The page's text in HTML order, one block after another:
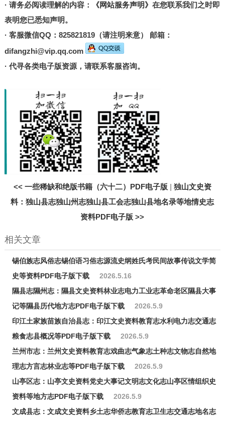
· 请务必阅读理解的内容： 《网站服务声明》 在您联系我们之时即
表明您已悉知声明。
· 客服微信QQ：825821819（请注明来意） 邮箱：
difangzhi@vip.qq.com
· 代寻各类电子版资源，请联系客服咨询。
<< 一些稀缺和绝版书籍（六十二）PDF电子版 | 独山文史资
料：独山县志独山州志独山县工会志独山县地名录等地情史志
资料PDF电子版 >>
相关文章
锡伯族志风俗志锡伯语习俗志源流史纲姓氏考民间故事传说文学简
史等资料PDF电子版下载
2026.5.16
隰县志隰州志：隰县文史资料林业志电力工业志革命老区隰县大事
记等隰县历代地方志PDF电子版下载
2026.5.9
印江土家族苗族自治县志：印江文史资料教育志水利电力志交通志
粮食志县概况等PDF电子版下载
2026.5.9
兰州市志：兰州文史资料教育志戏曲志气象志土种志文物志自然地
理志方言志林业志等PDF电子版下载
2026.5.9
山亭区志：山亭文史资料党史大事记文明志文化志山亭区情组织史
资料等地方志PDF电子版下载
2026.5.9
文成县志：文成文史资料乡土志华侨志教育志卫生志交通志地名志